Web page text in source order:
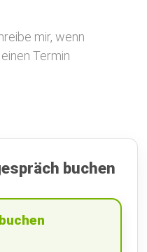
mir, wenn
Termin
buchen